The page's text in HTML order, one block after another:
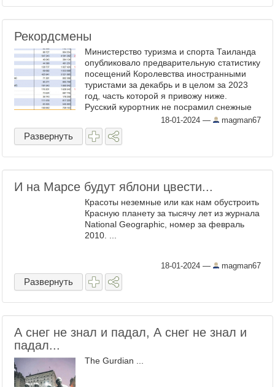
Рекордсмены
Министерство туризма и спорта Таиланда
опубликовало предварительную статистику
посещений Королевства иностранными
туристами за декабрь и в целом за 2023
год, часть которой я привожу ниже.
Русский курортник не посрамил снежные
страны и стал рекордсменом по путёвкам
и самоходам. Почти ...
18-01-2024 — magman67
Развернуть
И на Марсе будут яблони цвести...
Красоты неземные или как нам обустроить
Красную планету за тысячу лет из журнала
National Geographic, номер за февраль
2010. ...
18-01-2024 — magman67
Развернуть
А снег не знал и падал, А снег не знал и
падал...
The Gurdian ...